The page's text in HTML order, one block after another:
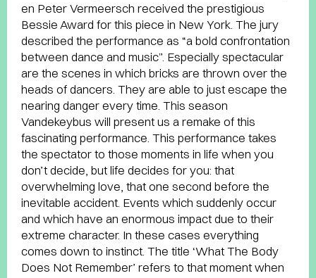
en Peter Vermeersch received the prestigious
Bessie Award for this piece in New York. The jury
described the performance as “a bold confrontation
between dance and music”. Especially spectacular
are the scenes in which bricks are thrown over the
heads of dancers. They are able to just escape the
nearing danger every time. This season
Vandekeybus will present us a remake of this
fascinating performance. This performance takes
the spectator to those moments in life when you
don’t decide, but life decides for you: that
overwhelming love, that one second before the
inevitable accident. Events which suddenly occur
and which have an enormous impact due to their
extreme character. In these cases everything
comes down to instinct. The title ‘What The Body
Does Not Remember’ refers to that moment when